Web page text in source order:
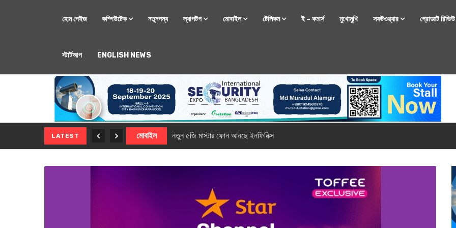
হোম পেইজ কম্পিউটেক নতুনপন্য ল্যাপটপ মোবাইল টেলিকম ই – কমার্স মুখোমুখি সফটওয়্যার প্রোডাক্ট রিভিউ
স্টার্টআপ ENGLISH NEWS
LATEST মোবাইল নতুন সি-সিরিজ স্মার্টফোন নিয়ে আসছে রিয়েলমি